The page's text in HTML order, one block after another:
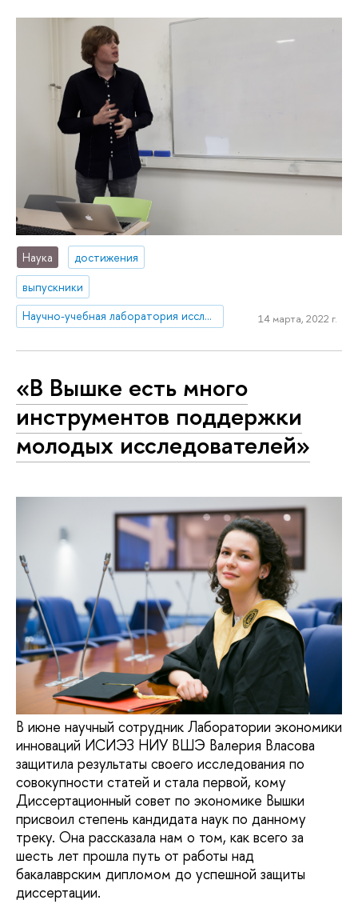
Наука
достижения
выпускники
Научно-учебная лаборатория исследований спорта
14 марта, 2022 г.
«В Вышке есть много
инструментов поддержки
молодых исследователей»
В июне научный сотрудник Лаборатории экономики
инноваций ИСИЭЗ НИУ ВШЭ Валерия Власова
защитила результаты своего исследования по
совокупности статей и стала первой, кому
Диссертационный совет по экономике Вышки
присвоил степень кандидата наук по данному
треку. Она рассказала нам о том, как всего за
шесть лет прошла путь от работы над
бакалаврским дипломом до успешной защиты
диссертации.